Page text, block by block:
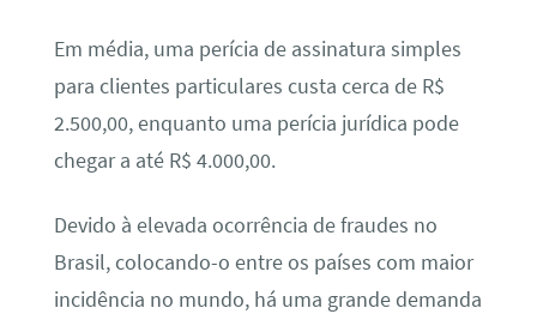
Em média, uma perícia de assinatura simples
para clientes particulares custa cerca de R$
2.500,00, enquanto uma perícia jurídica pode
chegar a até R$ 4.000,00.
Devido à elevada ocorrência de fraudes no
Brasil, colocando-o entre os países com maior
incidência no mundo, há uma grande demanda